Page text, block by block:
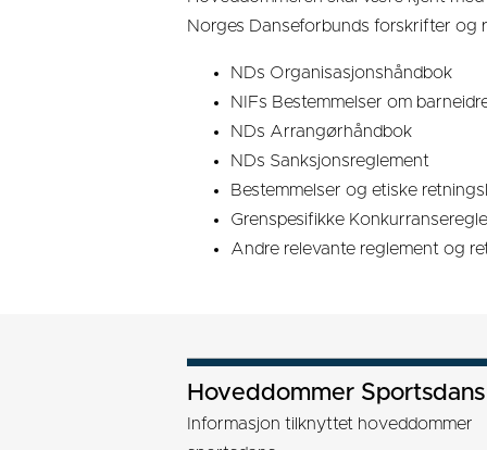
Norges Danseforbunds forskrifter og
NDs Organisasjonshåndbok
NIFs Bestemmelser om
NDs Arrangørhåndbok
NDs Sanksjonsreglement
Bestemmelser og etiske
Grenspesifikke
Andre relevante reglement og
Hoveddommer Sportsdans
Informasjon tilknyttet hoveddommer
Hoveddommer Sportsdans
Informasjon tilknyttet hoveddommer